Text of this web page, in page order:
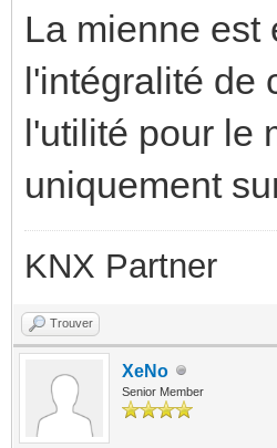
La mienne est
l'intégralité de
l'utilité pour le
uniquement
KNX Partner
Trouver
XeNo
Senior Member